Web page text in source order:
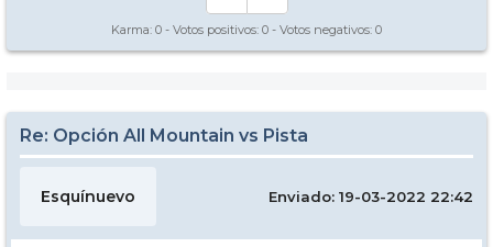
Karma: 0 - Votos positivos: 0 - Votos negativos: 0
Re: Opción All Mountain vs Pista
Esquínuevo Enviado: 19-03-2022 22:42